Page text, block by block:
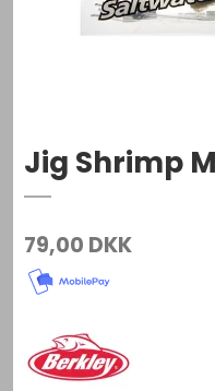
Jig Shrimp
79,00 DKK